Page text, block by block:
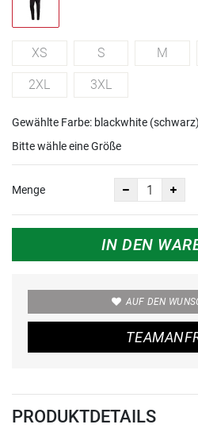
XS S M
2XL 3XL
Gewählte Farbe: blackwhite (schwarz)
Bitte wähle eine Größe
Menge
IN DEN
AUF DEN
PRODUKTDETAILS